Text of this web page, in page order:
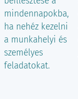
mindennapokba,
ha nehéz kezelni
a munkahelyi és
személyes
feladatokat.